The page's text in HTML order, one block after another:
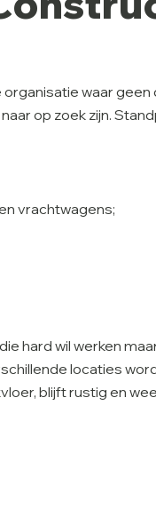
waar geen
op zoek zijn.
vrachtwagens;
hard wil werken
locaties
blijft rustig en